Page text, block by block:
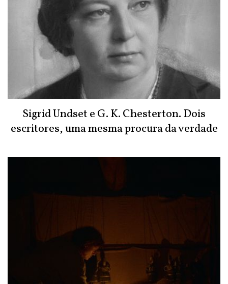
Sigrid Undset e G. K. Chesterton. Dois
escritores, uma mesma procura da verdade